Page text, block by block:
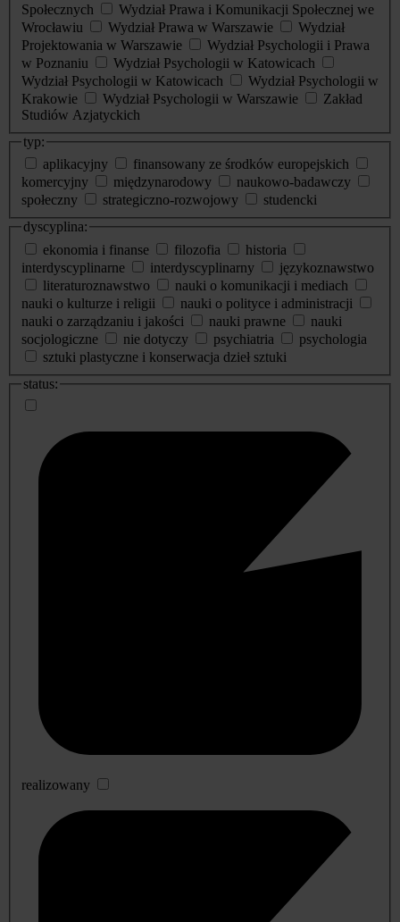
Społecznych
Wydział Prawa i Komunikacji Społecznej we
Wrocławiu
Wydział Prawa w Warszawie
Wydział
Projektowania w Warszawie
Wydział Psychologii i Prawa
w Poznaniu
Wydział Psychologii w Katowicach
Wydział Psychologii w Katowicach
Wydział Psychologii w
Krakowie
Wydział Psychologii w Warszawie
Zakład
Studiów Azjatyckich
typ:
aplikacyjny
finansowany ze środków europejskich
komercyjny
międzynarodowy
naukowo-badawczy
społeczny
strategiczno-rozwojowy
studencki
dyscyplina:
ekonomia i finanse
filozofia
historia
interdyscyplinarne
interdyscyplinarny
językoznawstwo
literaturoznawstwo
nauki o komunikacji i mediach
nauki o kulturze i religii
nauki o polityce i administracji
nauki o zarządzaniu i jakości
nauki prawne
nauki
socjologiczne
nie dotyczy psychiatria
psychologia
sztuki plastyczne i konserwacja dzieł sztuki
status:
realizowany